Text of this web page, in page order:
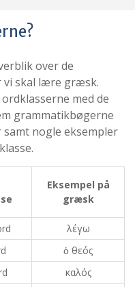
over de
vi skal lære græsk.
med de
grammatikbøgerne
nogle eksempler
Eksempel på
græsk
λέγω
ὁ θεός
καλός